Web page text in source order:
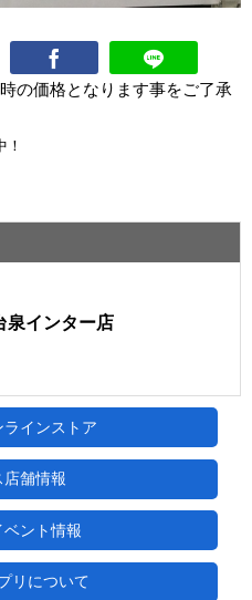
の価格となります事をご了承
！
泉インター店
インストア
舗情報
ベント情報
リについて